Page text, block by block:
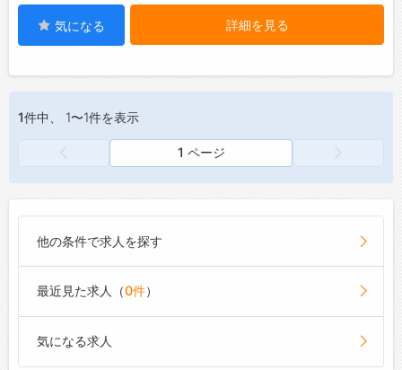
気になる 詳細を見る
1件中、 1〜1件を表示
1 ページ
他の条件で求人を探す
最近見た求人（0件）
気になる求人